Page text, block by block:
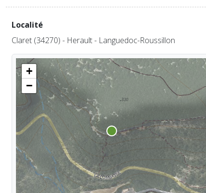
Localité
Claret (34270) - Herault - Languedoc-Roussillon
+
−